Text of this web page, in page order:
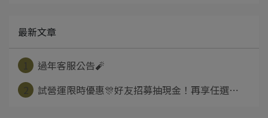
最新文章
過年客服公告🧨
試營運限時優惠🎊好友招募抽現金！再享任選⋯